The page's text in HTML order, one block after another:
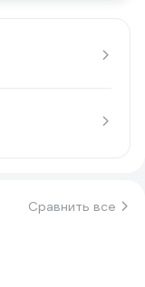
Сравнить все